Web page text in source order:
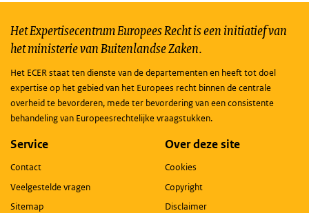
Het Expertisecentrum Europees Recht is een initiatief van
het ministerie van Buitenlandse Zaken.
Het ECER staat ten dienste van de departementen en heeft tot doel
expertise op het gebied van het Europees recht binnen de centrale
overheid te bevorderen, mede ter bevordering van een consistente
behandeling van Europeesrechtelijke vraagstukken.
Service
Contact
Veelgestelde vragen
Sitemap
Over deze site
Cookies
Copyright
Disclaimer